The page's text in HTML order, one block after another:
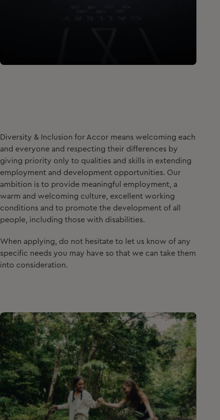
Diversity & Inclusion for Accor means welcoming each
and everyone and respecting their differences by
giving priority only to qualities and skills in extending
employment and development opportunities. Our
ambition is to provide meaningful employment, a
warm and welcoming culture, excellent working
conditions and to promote the development of all
people, including those with disabilities.
When applying, do not hesitate to let us know of any
specific needs you may have so that we can take them
into consideration.